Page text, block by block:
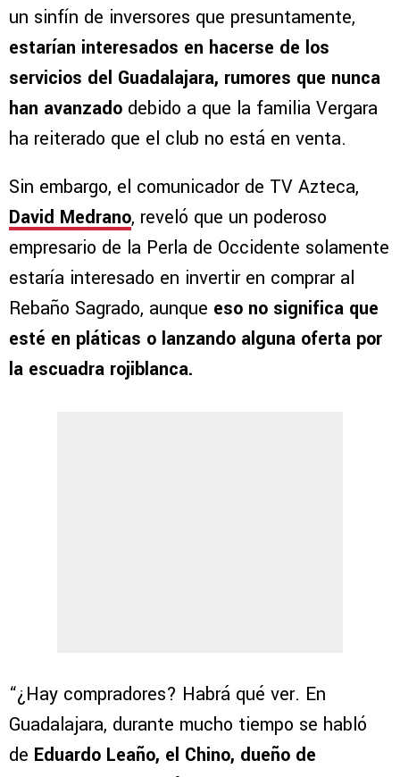
un sinfín de inversores que presuntamente,
estarían interesados en hacerse de los
servicios del Guadalajara, rumores que nunca
han avanzado debido a que la familia Vergara
ha reiterado que el club no está en venta.
Sin embargo, el comunicador de TV Azteca,
David Medrano, reveló que un poderoso
empresario de la Perla de Occidente solamente
estaría interesado en invertir en comprar al
Rebaño Sagrado, aunque eso no significa que
esté en pláticas o lanzando alguna oferta por
la escuadra rojiblanca.
“¿Hay compradores? Habrá qué ver. En
Guadalajara, durante mucho tiempo se habló
de Eduardo Leaño, el Chino, dueño de